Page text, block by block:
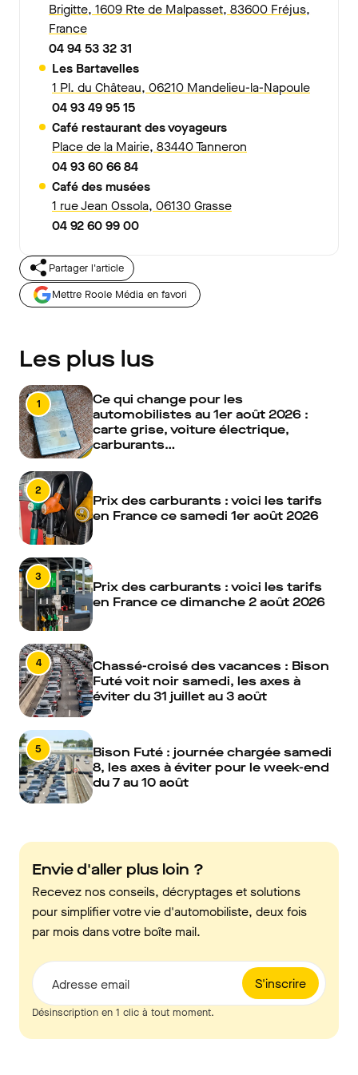
Brigitte, 1609 Rte de Malpasset, 83600 Fréjus,
France
04 94 53 32 31
Les Bartavelles
1 Pl. du Château, 06210 Mandelieu-la-Napoule
04 93 49 95 15
Café restaurant des voyageurs
Place de la Mairie, 83440 Tanneron
04 93 60 66 84
Café des musées
1 rue Jean Ossola, 06130 Grasse
04 92 60 99 00
Partager l'article
Mettre Roole Média en favori
Les plus lus
1
Ce qui change pour les
automobilistes au 1er août 2026 :
carte grise, voiture électrique,
carburants…
2
Prix des carburants : voici les tarifs
en France ce samedi 1er août 2026
3
Prix des carburants : voici les tarifs
en France ce dimanche 2 août 2026
4
Chassé-croisé des vacances : Bison
Futé voit noir samedi, les axes à
éviter du 31 juillet au 3 août
5
Bison Futé : journée chargée samedi
8, les axes à éviter pour le week-end
du 7 au 10 août
Envie d'aller plus loin ?
Recevez nos conseils, décryptages et solutions
pour simplifier votre vie d'automobiliste, deux fois
par mois dans votre boîte mail.
S'inscrire
Adresse email
Désinscription en 1 clic à tout moment.